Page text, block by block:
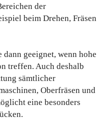
der
beim Drehen, Fräsen
dann geeignet, wenn hohe
treffen. Auch deshalb
sämtlicher
Oberfräsen und
eine besonders